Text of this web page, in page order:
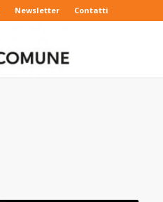
Newsletter Contatti